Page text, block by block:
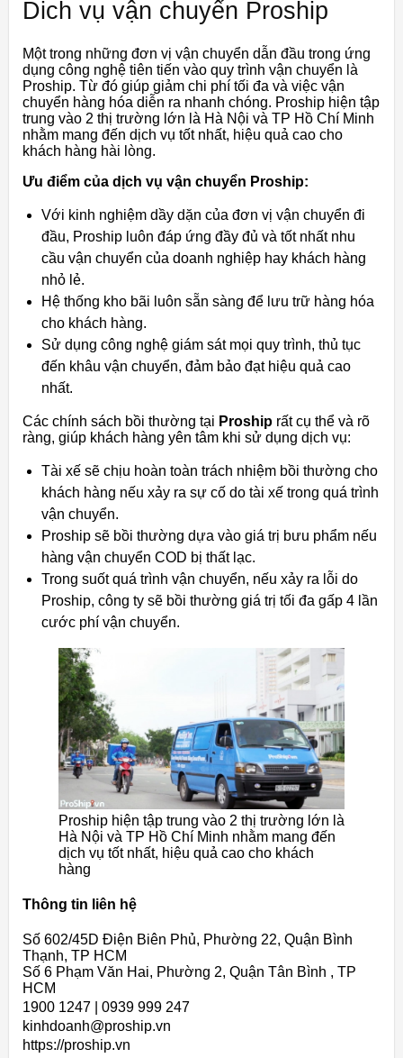
Dich vụ vận chuyển Proship
Một trong những đơn vị vận chuyển dẫn đầu trong ứng
dụng công nghệ tiên tiến vào quy trình vận chuyển là
Proship. Từ đó giúp giảm chi phí tối đa và việc vận
chuyển hàng hóa diễn ra nhanh chóng. Proship hiện tập
trung vào 2 thị trường lớn là Hà Nội và TP Hồ Chí Minh
nhằm mang đến dịch vụ tốt nhất, hiệu quả cao cho
khách hàng hài lòng.
Ưu điểm của dịch vụ vận chuyển Proship:
Với kinh nghiệm dầy dặn của đơn vị vận chuyển đi
đầu, Proship luôn đáp ứng đầy đủ và tốt nhất nhu
cầu vận chuyển của doanh nghiệp hay khách hàng
nhỏ lẻ.
Hệ thống kho bãi luôn sẵn sàng để lưu trữ hàng hóa
cho khách hàng.
Sử dụng công nghệ giám sát mọi quy trình, thủ tục
đến khâu vận chuyển, đảm bảo đạt hiệu quả cao
nhất.
Các chính sách bồi thường tại Proship rất cụ thể và rõ
ràng, giúp khách hàng yên tâm khi sử dụng dịch vụ:
Tài xế sẽ chịu hoàn toàn trách nhiệm bồi thường cho
khách hàng nếu xảy ra sự cố do tài xế trong quá trình
vận chuyển.
Proship sẽ bồi thường dựa vào giá trị bưu phẩm nếu
hàng vận chuyển COD bị thất lạc.
Trong suốt quá trình vận chuyển, nếu xảy ra lỗi do
Proship, công ty sẽ bồi thường giá trị tối đa gấp 4 lần
cước phí vận chuyển.
Proship hiện tập trung vào 2 thị trường lớn là
Hà Nội và TP Hồ Chí Minh nhằm mang đến
dịch vụ tốt nhất, hiệu quả cao cho khách
hàng
Thông tin liên hệ
Số 602/45D Điện Biên Phủ, Phường 22, Quận Bình
Thạnh, TP HCM
Số 6 Phạm Văn Hai, Phường 2, Quận Tân Bình , TP
HCM
1900 1247 | 0939 999 247
kinhdoanh@proship.vn
https://proship.vn